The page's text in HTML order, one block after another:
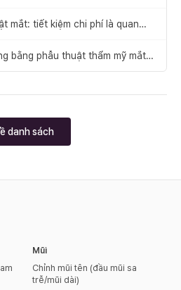
mắt: tiết kiệm chi phí là quan
bằng phẫu thuật thẩm mỹ mắt
danh sách
Mũi
Chỉnh mũi tên (đầu mũi sa
trễ/mũi dài)